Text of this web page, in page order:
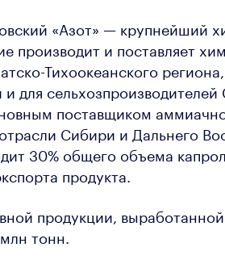
«Азот» — крупнейший
производит и поставляет
Тихоокеанского
для
поставщиком
Сибири и Дальнего
30% общего объема
продукта.
продукции, выработанной
тонн.